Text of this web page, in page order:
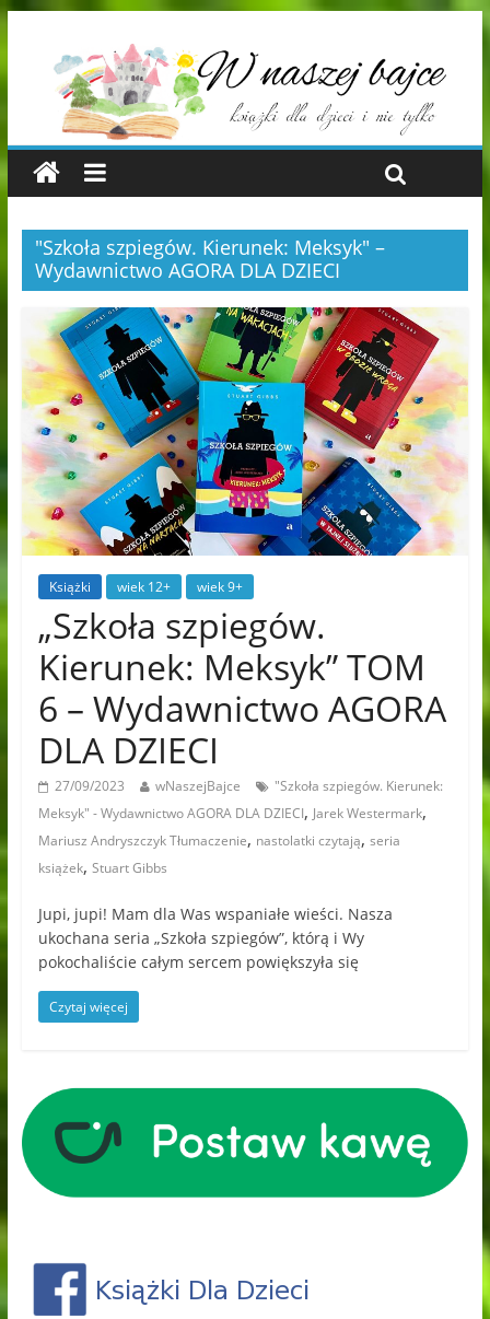
"Szkoła szpiegów. Kierunek: Meksyk" –
Wydawnictwo AGORA DLA DZIECI
Książki wiek 12+ wiek 9+
„Szkoła szpiegów.
Kierunek: Meksyk” TOM
6 – Wydawnictwo AGORA
DLA DZIECI
27/09/2023 wNaszejBajce
"Szkoła szpiegów. Kierunek:
Meksyk" - Wydawnictwo AGORA DLA DZIECI, Jarek Westermark,
Mariusz Andryszczyk Tłumaczenie, nastolatki czytają, seria
książek, Stuart Gibbs
Jupi, jupi! Mam dla Was wspaniałe wieści. Nasza
ukochana seria „Szkoła szpiegów”, którą i Wy
pokochaliście całym sercem powiększyła się
Czytaj więcej